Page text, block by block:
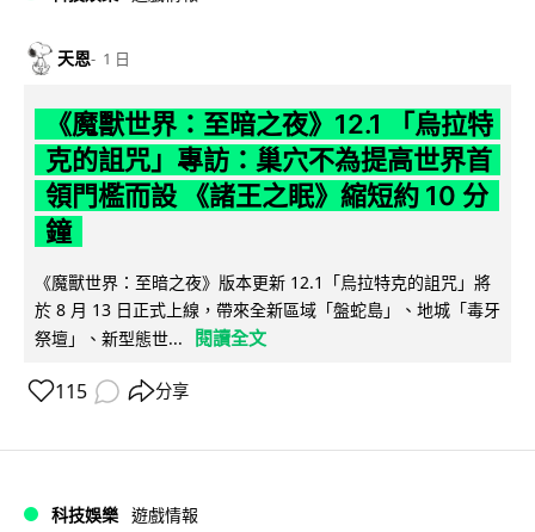
天恩 1 日
《魔獸世界：至暗之夜》12.1 「烏拉特
克的詛咒」專訪：巢穴不為提高世界首
領門檻而設 《諸王之眠》縮短約 10 分
鐘
《魔獸世界：至暗之夜》版本更新 12.1「烏拉特克的詛咒」將
於 8 月 13 日正式上線，帶來全新區域「盤蛇島」、地城「毒牙
祭壇」、新型態世...
閱讀全文
115 分享
科技娛樂 遊戲情報